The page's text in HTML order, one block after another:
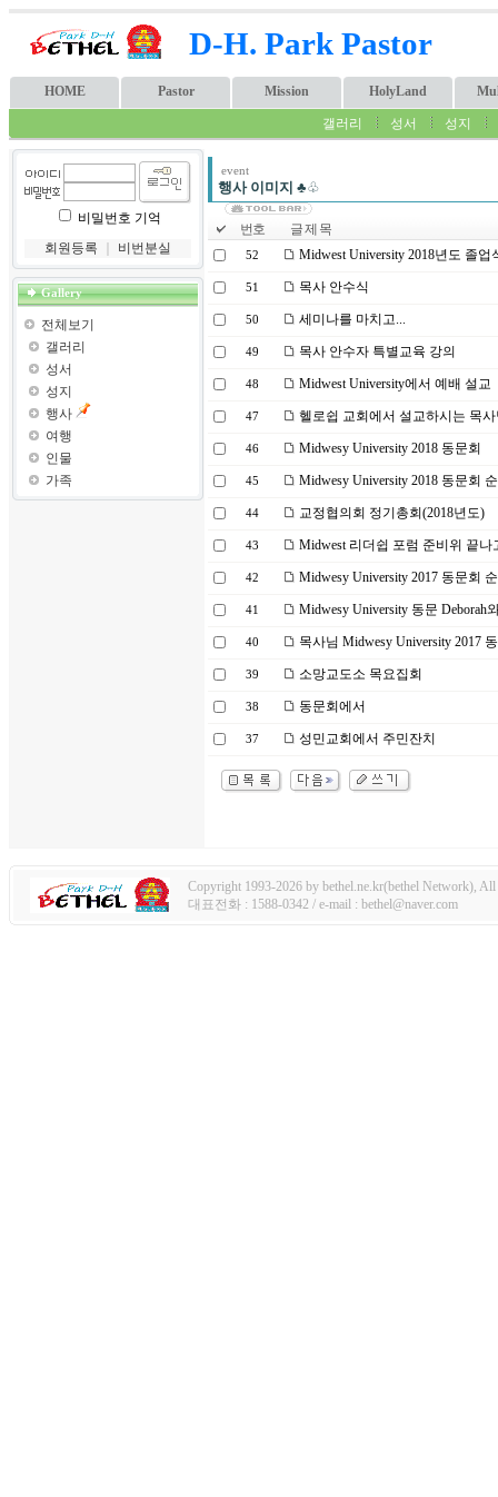
D-H. Park Pastor
HOME Pastor Mission HolyLand
갤러리 성서 성지
비밀번호 기억
회원등록
비번분실
Gallery
전체보기
갤러리
성서
성지
행사
여행
인물
가족
event
행사 이미지 ♣♧
번호 글 제 목
52 Midwest University 2018년도 졸업
51 목사 안수식
50 세미나를 마치고...
49 목사 안수자 특별교육 강의
48 Midwest University에서 예배 설교
47 헬로쉽 교회에서 설교하시는 목
46 Midwesy University 2018 동문회
45 Midwesy University 2018 동문회
44 교정협의회 정기총회(2018년도)
43 Midwest 리더쉽 포럼 준비위 끝나
42 Midwesy University 2017 동문회
41 Midwesy University 동문 Deborah
40 목사님 Midwesy University 2017
39 소망교도소 목요집회
38 동문회에서
37 성민교회에서 주민잔치
Copyright 1993-2026 by bethel.ne.kr(bethel Network), All
대표전화 : 1588-0342 / e-mail : bethel@naver.com